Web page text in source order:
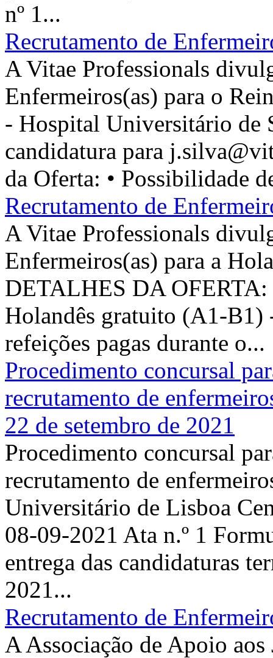
nº 1...
Recrutamento de
A Vitae Professionals
Enfermeiros(as) para o
- Hospital Universitário
candidatura para
da Oferta: • Possibilidade
Recrutamento de
A Vitae Professionals
Enfermeiros(as) para a
DETALHES DA
Holandês gratuito (A1-
refeições pagas durante o...
Procedimento concursal
recrutamento de
22 de setembro de 2021
Procedimento concursal
recrutamento de
Universitário de Lisboa
08-09-2021 Ata n.º 1
entrega das candidaturas
2021...
Recrutamento de
A Associação de Apoio